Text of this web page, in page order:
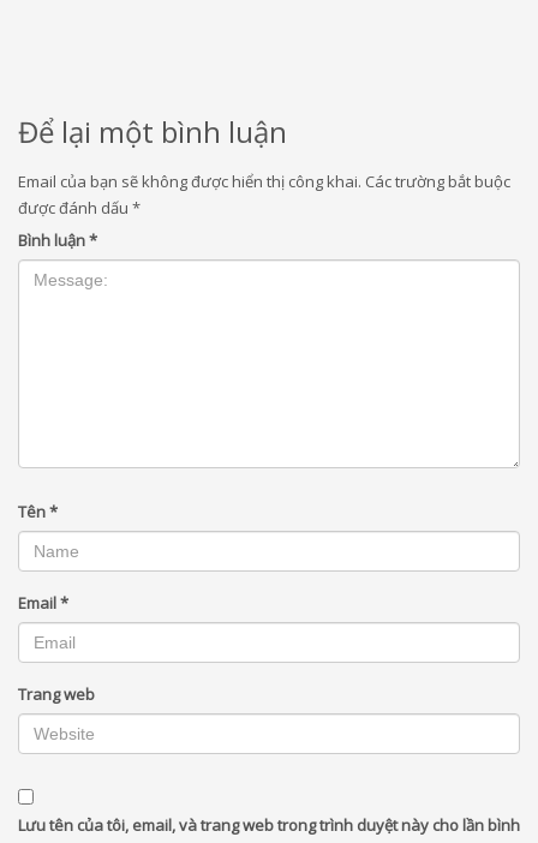
Để lại một bình luận
Email của bạn sẽ không được hiển thị công khai. Các trường bắt buộc
được đánh dấu *
Bình luận*
Tên*
Email*
Trang web
Lưu tên của tôi, email, và trang web trong trình duyệt này cho lần bình